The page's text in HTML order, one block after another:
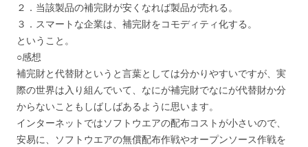
２．当該製品の補完財が安くなれば製品が売れる。
３．スマートな企業は、補完財をコモディティ化する。
ということ。
○感想
補完財と代替財というと言葉としては分かりやすいですが、実
際の世界は入り組んでいて、なにが補完財でなにが代替財か分
からないこともしばしばあるように思います。
インターネットではソフトウエアの配布コストが小さいので、
安易に、ソフトウエアの無償配布作戦やオープンソース作戦を